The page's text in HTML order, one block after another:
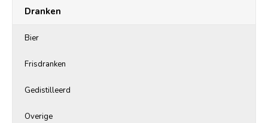
Dranken
Bier
Frisdranken
Gedistilleerd
Overige